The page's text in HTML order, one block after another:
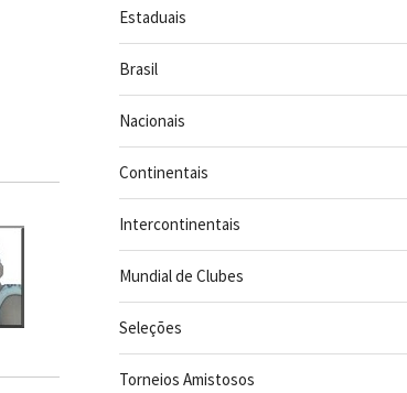
Estaduais
Brasil
Nacionais
Continentais
Intercontinentais
Mundial de Clubes
Seleções
Torneios Amistosos